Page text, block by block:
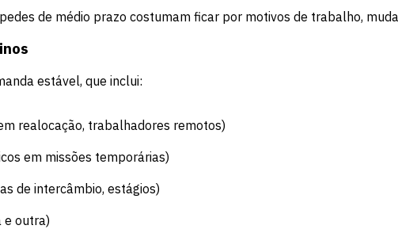
de médio prazo costumam ficar por motivos de trabalho,
estável, que inclui:
realocação, trabalhadores remotos)
em missões temporárias)
de intercâmbio, estágios)
e outra)